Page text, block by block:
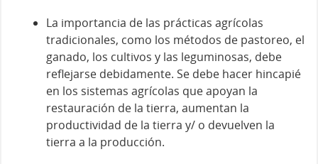
La importancia de las prácticas agrícolas
tradicionales, como los métodos de pastoreo, el
ganado, los cultivos y las leguminosas, debe
reflejarse debidamente. Se debe hacer hincapié
en los sistemas agrícolas que apoyan la
restauración de la tierra, aumentan la
productividad de la tierra y/ o devuelven la
tierra a la producción.